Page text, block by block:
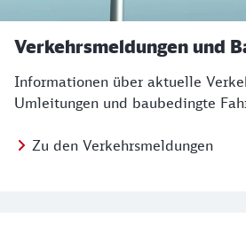
Verkehrsmeldungen und
Informationen über aktuelle
Umleitungen und baubedingte
Zu den Verkehrsmeldungen